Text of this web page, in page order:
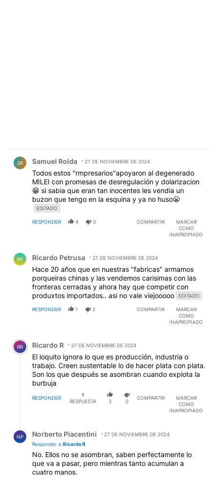
SR Samuel Rolda 27 DE NOVIEMBRE DE 2024
Todos estos "rmpresarios"apoyaron al degenerado
MILEI con promesas de desregulación y dolarizacion
😁 si sabia que eran tan inocentes les vendia un
buzon que tengo en la esquina y ya no huso😬
EDITADO
RESPONDER 4 0 COMPARTIR
MARCAR
COMO
INAPROPIADO
RP Ricardo Petrusa 27 DE NOVIEMBRE DE 2024
Hace 20 años que en nuestras "fabricas" armamos
porqueiras chinas y las vendemos carisimas con las
fronteras cerradas y ahora hay que competir con
produxtos importados.. asi no vale viejooooo
EDITADO
RESPONDER 1 2 COMPARTIR
MARCAR
COMO
INAPROPIADO
Comentario de Ricardo R.
RR Ricardo R 27 DE NOVIEMBRE DE 2024
El loquito ignora lo que es producción, industria o
trabajo. Creen sustentable lo de hacer plata con plata.
Son los que después se asombran cuando explota la
burbuja
RESPONDER
1
RESPUESTA
3 0
COMPARTIR
MARCAR
COMO
INAPROPIADO
NP Norberto Piacentini
27 DE NOVIEMBRE DE 2024
Responder a Ricardo R
No. Ellos no se asombran, saben perfectamente lo
que va a pasar, pero mientras tanto acumulan a
cuatro manos.